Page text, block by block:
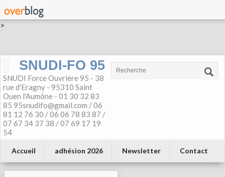
>
SNUDI-FO 95
SNUDI Force Ouvrière 95 - 38
rue d'Eragny - 95310 Saint
Ouen l'Aumône - 01 30 32 83
85 95snudifo@gmail.com / 06
81 12 76 30 / 06 06 78 83 87 /
07 67 34 37 38 / 07 69 17 19
54
Accueil adhésion 2026 Newsletter Contact